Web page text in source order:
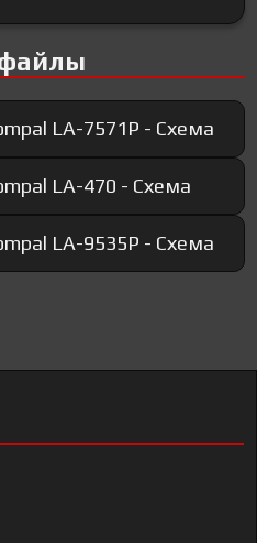
LA-7571P - Схема
LA-470 - Схема
LA-9535P - Схема